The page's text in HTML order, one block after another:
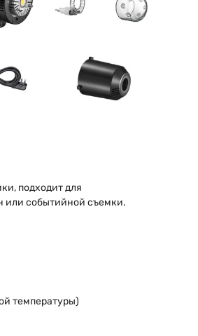
подходит для
или событийной съемки.
температуры)